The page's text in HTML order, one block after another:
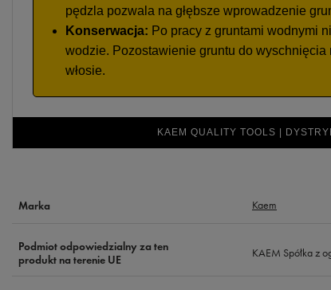
pędzla pozwala na głębsze wprowadzenie
Konserwacja: Po pracy z gruntami wodnymi
wodzie. Pozostawienie gruntu do
włosie.
KAEM QUALITY TOOLS |
Marka Kaem
Podmiot odpowiedzialny za ten
produkt na terenie UE
KAEM Spółka z